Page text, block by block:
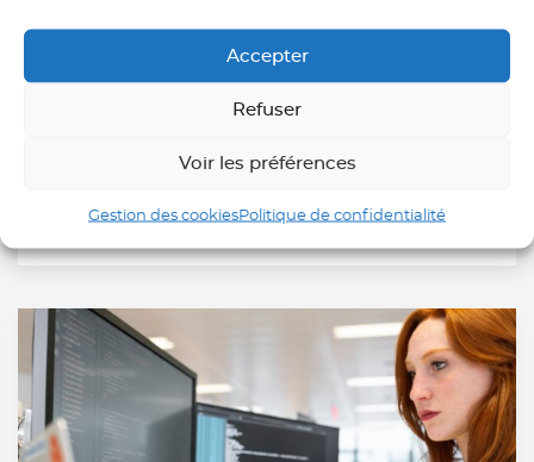
Accepter
Refuser
Voir les préférences
Gestion des cookiesPolitique de confidentialité
langues, créée en 2001 pour promouvoir la